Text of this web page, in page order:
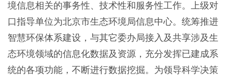
境信息相关的事务性、技术性和服务性工作。上级对
口指导单位为北京市生态环境局信息中心。统筹推进
智慧环保体系建设，与其它委办局接入及共享涉及生
态环境领域的信息化数据及资源，充分发挥已建成系
统的各项功能，不断进行数据挖掘。为领导科学决策